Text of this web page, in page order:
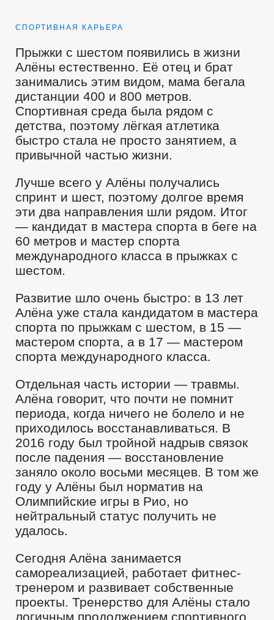
СПОРТИВНАЯ КАРЬЕРА
Прыжки с шестом появились в жизни
Алёны естественно. Её отец и брат
занимались этим видом, мама бегала
дистанции 400 и 800 метров.
Спортивная среда была рядом с
детства, поэтому лёгкая атлетика
быстро стала не просто занятием, а
привычной частью жизни.
Лучше всего у Алёны получались
спринт и шест, поэтому долгое время
эти два направления шли рядом. Итог
— кандидат в мастера спорта в беге на
60 метров и мастер спорта
международного класса в прыжках с
шестом.
Развитие шло очень быстро: в 13 лет
Алёна уже стала кандидатом в мастера
спорта по прыжкам с шестом, в 15 —
мастером спорта, а в 17 — мастером
спорта международного класса.
Отдельная часть истории — травмы.
Алёна говорит, что почти не помнит
периода, когда ничего не болело и не
приходилось восстанавливаться. В
2016 году был тройной надрыв связок
после падения — восстановление
заняло около восьми месяцев. В том же
году у Алёны был норматив на
Олимпийские игры в Рио, но
нейтральный статус получить не
удалось.
Сегодня Алёна занимается
самореализацией, работает фитнес-
тренером и развивает собственные
проекты. Тренерство для Алёны стало
логичным продолжением спортивного